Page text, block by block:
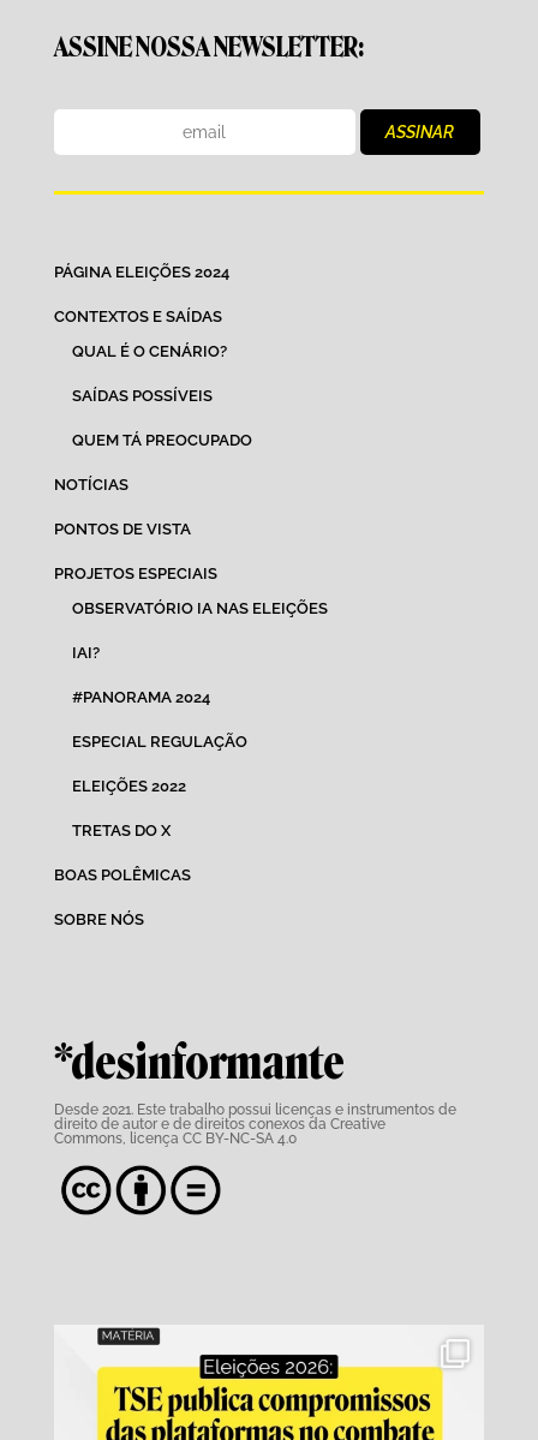
ASSINE NOSSA NEWSLETTER:
PÁGINA ELEIÇÕES 2024
CONTEXTOS E SAÍDAS
QUAL É O CENÁRIO?
SAÍDAS POSSÍVEIS
QUEM TÁ PREOCUPADO
NOTÍCIAS
PONTOS DE VISTA
PROJETOS ESPECIAIS
OBSERVATÓRIO IA NAS ELEIÇÕES
IAI?
#PANORAMA 2024
ESPECIAL REGULAÇÃO
ELEIÇÕES 2022
TRETAS DO X
BOAS POLÊMICAS
SOBRE NÓS
*desinformante
Desde 2021. Este trabalho possui licenças e instrumentos de
direito de autor e de direitos conexos da Creative
Commons,
licença CC BY-NC-SA 4.0